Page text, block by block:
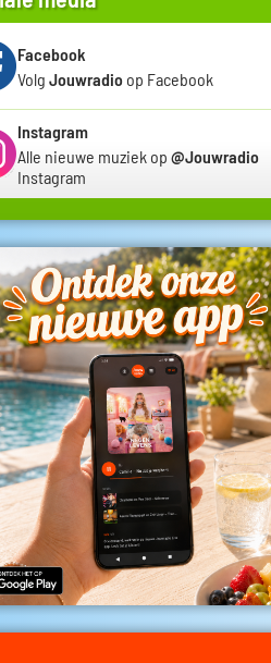
Facebook
Volg Jouwradio op Facebook
Instagram
Alle nieuwe muziek op @Jouwradio
Instagram